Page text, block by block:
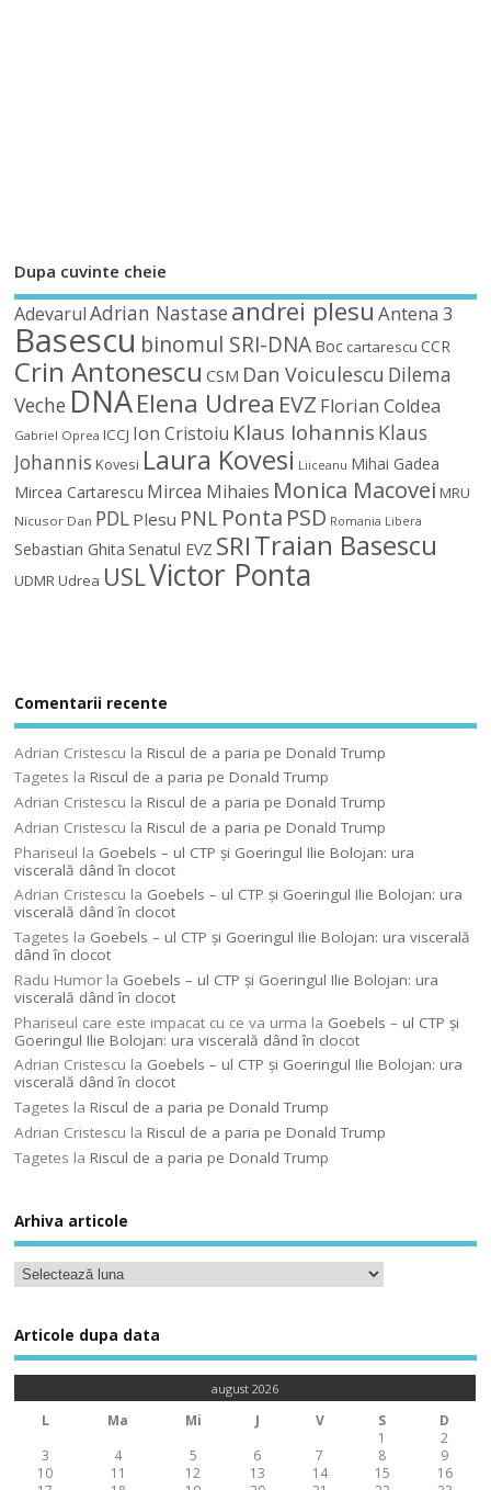
Dupa cuvinte cheie
Adevarul Adrian Nastaseandrei plesuAntena 3
Basescu binomul SRI-DNA Boc cartarescu CCR
Crin Antonescu CSM Dan Voiculescu Dilema
Veche DNAElena Udrea EVZ Florian Coldea
Gabriel Oprea ICCJ Ion Cristoiu Klaus Iohannis Klaus
Johannis Kovesi Laura Kovesi Liiceanu Mihai Gadea
Mircea Cartarescu Mircea Mihaies Monica Macovei MRU
Nicusor Dan PDL Plesu PNL Ponta PSD Romania Libera
Sebastian Ghita Senatul EVZ SRITraian Basescu
UDMRUdrea USLVictor Ponta
Comentarii recente
Adrian Cristescu laRiscul de a paria pe Donald Trump
Tagetes laRiscul de a paria pe Donald Trump
Adrian Cristescu laRiscul de a paria pe Donald Trump
Adrian Cristescu laRiscul de a paria pe Donald Trump
Phariseul la Goebels – ul CTP şi Goeringul Ilie Bolojan: ura
viscerală dând în clocot
Adrian Cristescu la Goebels – ul CTP şi Goeringul Ilie Bolojan: ura
viscerală dând în clocot
Tagetes la Goebels – ul CTP şi Goeringul Ilie Bolojan: ura viscerală
dând în clocot
Radu Humor la Goebels – ul CTP şi Goeringul Ilie Bolojan: ura
viscerală dând în clocot
Phariseul care este impacat cu ce va urma la Goebels – ul CTP şi
Goeringul Ilie Bolojan: ura viscerală dând în clocot
Adrian Cristescu la Goebels – ul CTP şi Goeringul Ilie Bolojan: ura
viscerală dând în clocot
Tagetes laRiscul de a paria pe Donald Trump
Adrian Cristescu laRiscul de a paria pe Donald Trump
Tagetes laRiscul de a paria pe Donald Trump
Arhiva articole
Articole dupa data
august 2026
L Ma Mi J V S
D
1
2
3
4 5 6 7 8
9
10
11 12 13 14 15
16